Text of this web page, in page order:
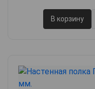
В корзину